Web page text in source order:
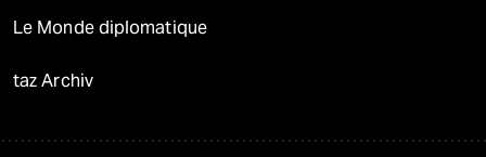
Le Monde diplomatique
taz Archiv